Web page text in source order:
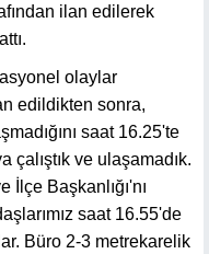
ilan edilerek
olaylar
edildikten sonra,
saat 16.25'te
çalıştık ve ulaşamadık.
İlçe Başkanlığı'nı
saat 16.55'de
Büro 2-3 metrekarelik